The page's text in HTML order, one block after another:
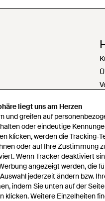
liegt uns am Herzen
und greifen auf
oder eindeutige
klicken, werden die Tracking-
oder auf Ihre Zustimmung
Wenn Tracker deaktiviert
angezeigt werden, die
jederzeit ändern bzw.
indem Sie unten auf der
klicken. Weitere Einzelheiten